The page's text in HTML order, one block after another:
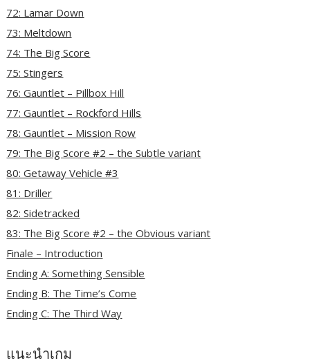
72: Lamar Down
73: Meltdown
74: The Big Score
75: Stingers
76: Gauntlet – Pillbox Hill
77: Gauntlet – Rockford Hills
78: Gauntlet – Mission Row
79: The Big Score #2 – the Subtle variant
80: Getaway Vehicle #3
81: Driller
82: Sidetracked
83: The Big Score #2 – the Obvious variant
Finale – Introduction
Ending A: Something Sensible
Ending B: The Time’s Come
Ending C: The Third Way
แนะนำเกม